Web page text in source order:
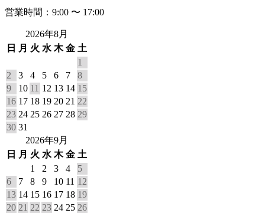
営業時間：9:00 〜 17:00
2026年8月
日
月 火 水 木 金 土
1
2
3 4 5 6 7
8
9
10 11 12 13 14 15
16 17 18 19 20 21 22
23 24 25 26 27 28 29
30 31
2026年9月
日
月 火 水 木 金 土
1
2 3 4
5
6
7 8 9 10 11 12
13 14 15 16 17 18 19
20 21 22 23 24 25 26